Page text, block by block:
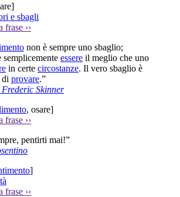
]
e sbagli
frase ››
non è sempre uno sbaglio;
semplicemente essere il meglio che uno
in certe circostanze. Il vero sbaglio è
di provare.”
Skinner
, osare]
frase ››
pentirti mai!”
]
frase ››